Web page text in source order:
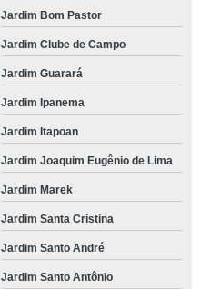
Jardim Bom Pastor
Jardim Clube de Campo
Jardim Guarará
Jardim Ipanema
Jardim Itapoan
Jardim Joaquim Eugênio de Lima
Jardim Marek
Jardim Santa Cristina
Jardim Santo André
Jardim Santo Antônio